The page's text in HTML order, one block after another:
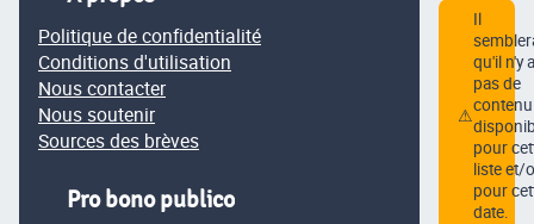
Politique de confidentialité
Conditions d'utilisation
Nous contacter
Nous soutenir
Sources des brèves
Pro bono publico
⚠
Il
qu'il n'y a
pas de
contenu
pour
liste et/
pour
date.